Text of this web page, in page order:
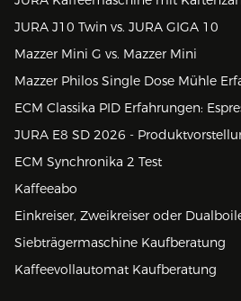
JURA J10 Twin vs. JURA GIGA 10
Mazzer Mini G vs. Mazzer Mini
Mazzer Philos Single Dose Mühle
ECM Classika PID Erfahrungen:
JURA E8 SD 2026 -
ECM Synchronika 2 Test
Kaffeeabo
Einkreiser, Zweikreiser oder
Siebträgermaschine Kaufberatung
Kaffeevollautomat Kaufberatung